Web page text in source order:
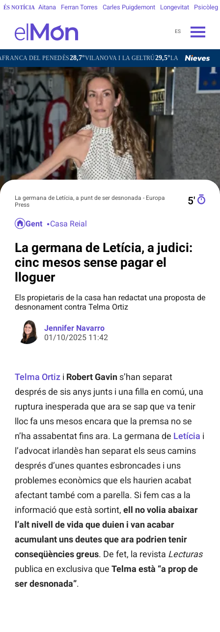
ÉS NOTÍCIA Aitana Ferran Torres Carles Puigdemont Longevitat Psicòleg
ES
28,7°VILANOVA I LA GELTRÚ29,5°LA SEU D'URGELL21,4°
La germana de Letícia, a punt de ser desnonada - Europa
Press
5′
Gent Casa Reial
La germana de Letícia, a judici:
cinc mesos sense pagar el
lloguer
Els propietaris de la casa han redactat una proposta de
desnonament contra Telma Ortiz
Jennifer Navarro
01/10/2025 11:42
Telma Ortiz i Robert Gavin s’han separat
després de sis anys junts i una filla en comú, una
ruptura inesperada que ara se sap que va tenir
lloc fa uns mesos encara que la premsa no se
n’ha assabentat fins ara. La germana de Letícia i
l’advocat irlandès han separat els seus camins
després d’unes quantes esbroncades i uns
problemes econòmics que els haurien acabat
afectant també com a parella. Si fem cas a la
informació que està sortint, ell no volia abaixar
l’alt nivell de vida que duien i van acabar
acumulant uns deutes que ara podrien tenir
conseqüències greus. De fet, la revista Lecturas
publica en exclusiva que Telma està “a prop de
ser desnonada”.